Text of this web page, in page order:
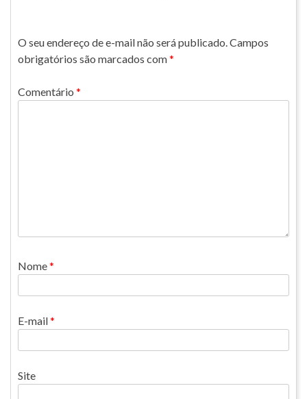
O seu endereço de e-mail não será publicado.Campos
obrigatórios são marcados com*
Comentário *
Nome*
E-mail*
Site